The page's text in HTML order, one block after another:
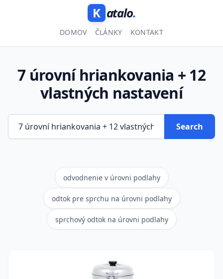
K atalo.
DOMOV ČLÁNKY KONTAKT
7 úrovní hriankovania + 12
vlastných nastavení
Search
odvodnenie v úrovni podlahy
odtok pre sprchu na úrovni podlahy
sprchový odtok na úrovni podlahy